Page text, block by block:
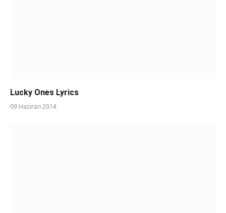
Lucky Ones Lyrics
09 Haziran 2014